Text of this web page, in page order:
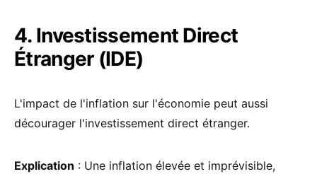
4. Investissement Direct
Étranger (IDE)
L'impact de l'inflation sur l'économie peut aussi
décourager l'investissement direct étranger.
Explication : Une inflation élevée et imprévisible,